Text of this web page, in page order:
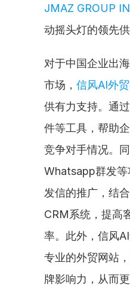
JMAZ GROUP
动摇头灯的领先供
对于中国企业出
市场， 信风AI外
供有力支持。通
件等工具，帮助
竞争对手情况。
Whatsapp群发
发信的推广，结
CRM系统，提高
率。此外，信风
专业的外贸网站
牌影响力，从而